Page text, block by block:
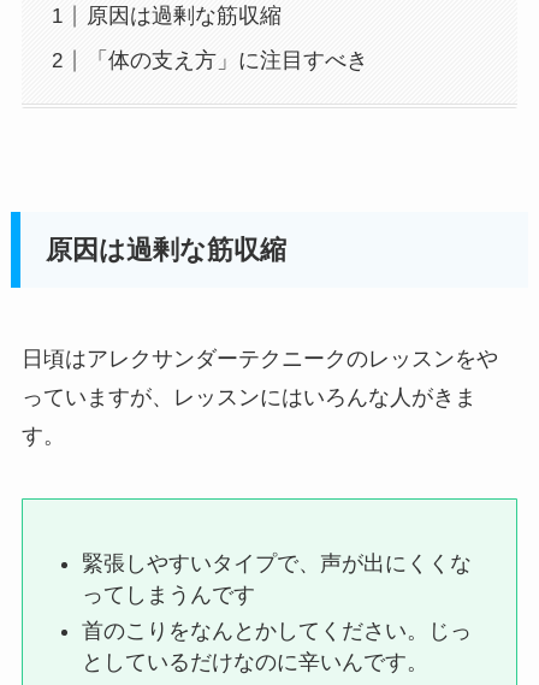
原因は過剰な筋収縮
「体の支え方」に注目すべき
原因は過剰な筋収縮
日頃はアレクサンダーテクニークのレッスンをや
っていますが、レッスンにはいろんな人がきま
す。
緊張しやすいタイプで、声が出にくくな
ってしまうんです
首のこりをなんとかしてください。じっ
としているだけなのに辛いんです。